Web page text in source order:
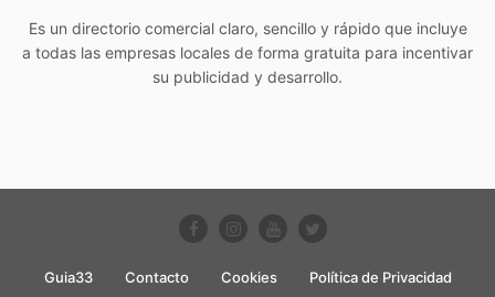
Es un directorio comercial claro, sencillo y rápido que incluye
a todas las empresas locales de forma gratuita para incentivar
su publicidad y desarrollo.
Guia33 Contacto Cookies
Política de Privacidad